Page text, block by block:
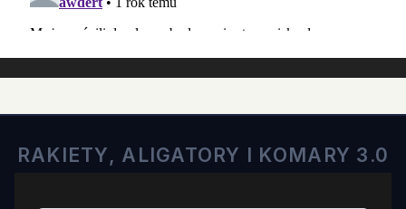
RAKIETY, ALIGATORY I KOMARY 3.0